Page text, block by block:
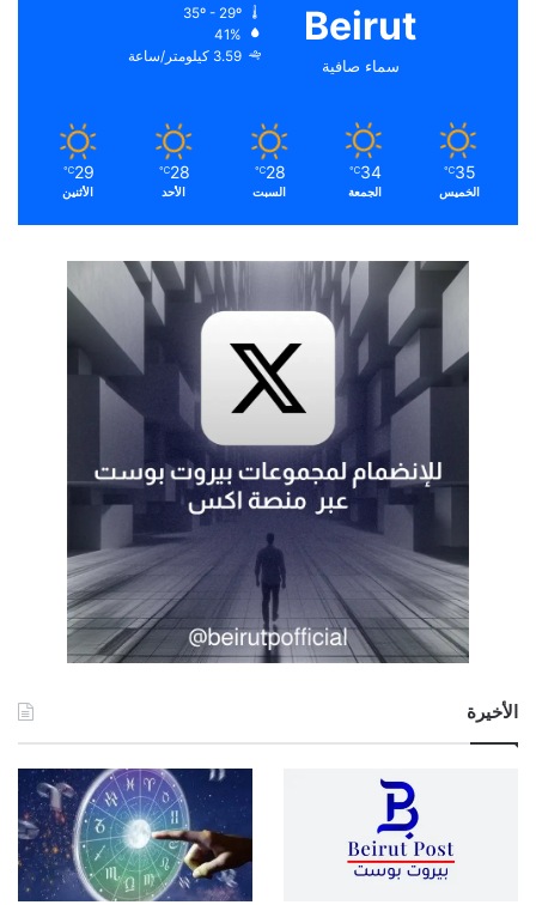
Beirut
سماء صافية
41%
3.59 كيلومتر/ساعة
35
℃
الخميس
34
℃
الجمعة
28
℃
السبت
28
℃
الأحد
29
℃
الأثنين
الأخيرة